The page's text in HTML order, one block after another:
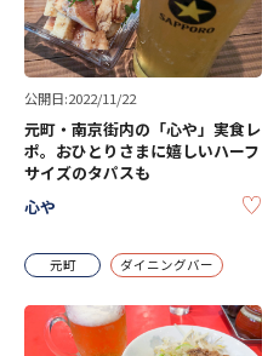
公開日:2022/11/22
元町・南京街内の「心や」実食レ
ポ。おひとりさまに嬉しいハーフ
サイズのタパスも
心や
元町 ダイニングバー